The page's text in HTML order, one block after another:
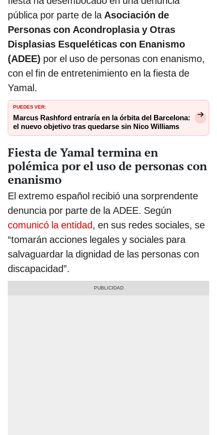
pública por parte de laAsociación de
Personas con Acondroplasia y Otras
Displasias Esqueléticas con Enanismo
(ADEE) por el uso de personas con enanismo,
con el fin de entretenimiento en la fiesta de
Yamal.
PUEDES VER:
Marcus Rashford entraría en la órbita del Barcelona:
el nuevo objetivo tras quedarse sin Nico Williams
Fiesta de Yamal termina en
polémica por el uso de personas con
enanismo
El extremo español recibió una sorprendente
denuncia por parte de la ADEE. Según
comunicó la entidad, en sus redes sociales, se
“tomarán acciones legales y sociales para
salvaguardar la dignidad de las personas con
discapacidad”.